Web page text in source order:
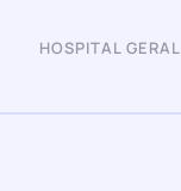
HOSPITAL GERAL